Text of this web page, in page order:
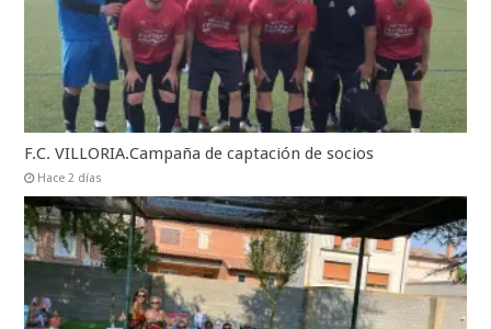
F.C. VILLORIA.Campaña de captación de socios
Hace 2 días